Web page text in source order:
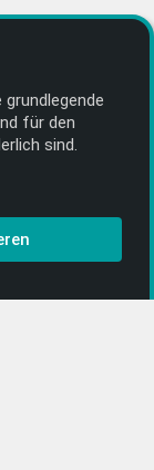
für den
sind.